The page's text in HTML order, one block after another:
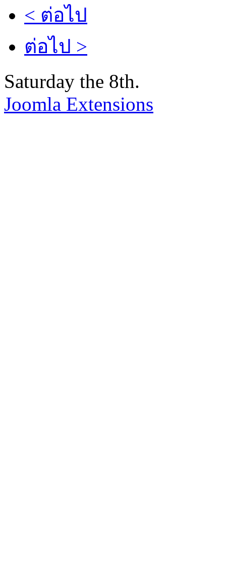
< ต่อไป
ต่อไป >
Saturday the 8th.
Joomla Extensions